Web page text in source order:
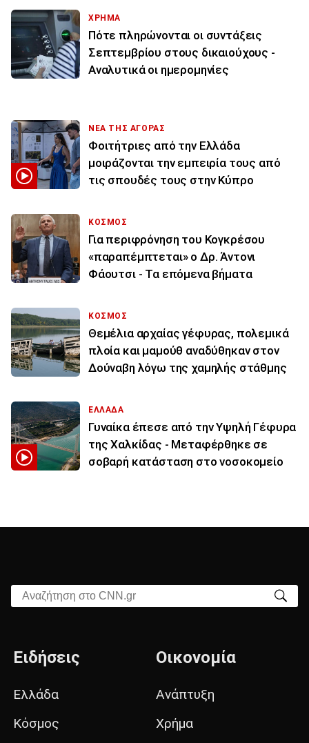
ΧΡΗΜΑ
Πότε πληρώνονται οι συντάξεις
Σεπτεμβρίου στους δικαιούχους -
Αναλυτικά οι ημερομηνίες
ΝΕΑ ΤΗΣ ΑΓΟΡΑΣ
Φοιτήτριες από την Ελλάδα
μοιράζονται την εμπειρία τους από
τις σπουδές τους στην Κύπρο
ΚΟΣΜΟΣ
Για περιφρόνηση του Κογκρέσου
«παραπέμπτεται» ο Δρ. Άντονι
Φάουτσι - Τα επόμενα βήματα
ΚΟΣΜΟΣ
Θεμέλια αρχαίας γέφυρας, πολεμικά
πλοία και μαμούθ αναδύθηκαν στον
Δούναβη λόγω της χαμηλής στάθμης
ΕΛΛΑΔΑ
Γυναίκα έπεσε από την Υψηλή Γέφυρα
της Χαλκίδας - Μεταφέρθηκε σε
σοβαρή κατάσταση στο νοσοκομείο
Αναζήτηση στο CNN.gr
Ειδήσεις
Ελλάδα
Κόσμος
Οικονομία
Ανάπτυξη
Χρήμα